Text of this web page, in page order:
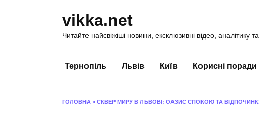
vikka.net
Читайте найсвіжіші новини, ексклюзивні відео,
Тернопіль Львів Київ Корисні поради
ГОЛОВНА » СКВЕР МИРУ В ЛЬВОВІ: ОАЗИС СПОКОЮ ТА ВІДПОЧИНКУ